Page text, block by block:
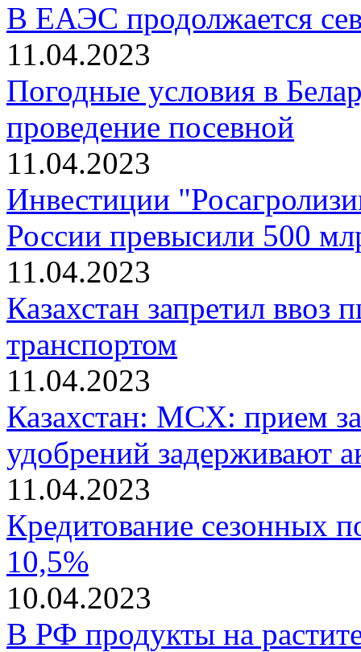
В ЕАЭС продолжается
11.04.2023
Погодные условия в
проведение посевной
11.04.2023
Инвестиции
России превысили 500
11.04.2023
Казахстан запретил
транспортом
11.04.2023
Казахстан: МСХ: прием
удобрений задерживают
11.04.2023
Кредитование сезонных
10,5%
10.04.2023
В РФ продукты на